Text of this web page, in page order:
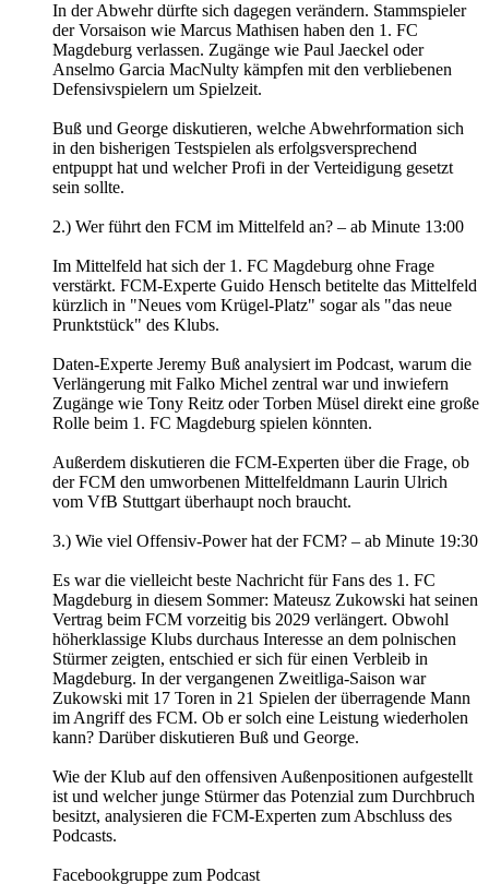
In der Abwehr dürfte sich dagegen verändern. Stammspieler
der Vorsaison wie Marcus Mathisen haben den 1. FC
Magdeburg verlassen. Zugänge wie Paul Jaeckel oder
Anselmo Garcia MacNulty kämpfen mit den verbliebenen
Defensivspielern um Spielzeit.
Buß und George diskutieren, welche Abwehrformation sich
in den bisherigen Testspielen als erfolgsversprechend
entpuppt hat und welcher Profi in der Verteidigung gesetzt
sein sollte.
2.) Wer führt den FCM im Mittelfeld an? – ab Minute 13:00
Im Mittelfeld hat sich der 1. FC Magdeburg ohne Frage
verstärkt. FCM-Experte Guido Hensch betitelte das Mittelfeld
kürzlich in "Neues vom Krügel-Platz" sogar als "das neue
Prunktstück" des Klubs.
Daten-Experte Jeremy Buß analysiert im Podcast, warum die
Verlängerung mit Falko Michel zentral war und inwiefern
Zugänge wie Tony Reitz oder Torben Müsel direkt eine große
Rolle beim 1. FC Magdeburg spielen könnten.
Außerdem diskutieren die FCM-Experten über die Frage, ob
der FCM den umworbenen Mittelfeldmann Laurin Ulrich
vom VfB Stuttgart überhaupt noch braucht.
3.) Wie viel Offensiv-Power hat der FCM? – ab Minute 19:30
Es war die vielleicht beste Nachricht für Fans des 1. FC
Magdeburg in diesem Sommer: Mateusz Zukowski hat seinen
Vertrag beim FCM vorzeitig bis 2029 verlängert. Obwohl
höherklassige Klubs durchaus Interesse an dem polnischen
Stürmer zeigten, entschied er sich für einen Verbleib in
Magdeburg. In der vergangenen Zweitliga-Saison war
Zukowski mit 17 Toren in 21 Spielen der überragende Mann
im Angriff des FCM. Ob er solch eine Leistung wiederholen
kann? Darüber diskutieren Buß und George.
Wie der Klub auf den offensiven Außenpositionen aufgestellt
ist und welcher junge Stürmer das Potenzial zum Durchbruch
besitzt, analysieren die FCM-Experten zum Abschluss des
Podcasts.
Facebookgruppe zum Podcast